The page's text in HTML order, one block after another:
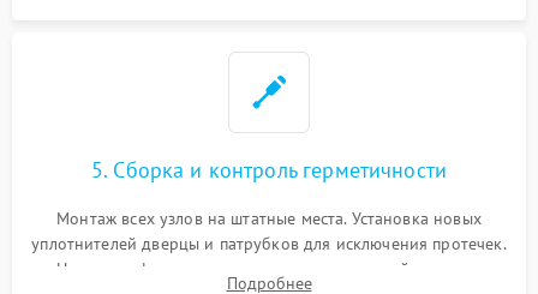
5. Сборка и контроль герметичности
Монтаж всех узлов на штатные места. Установка новых
уплотнителей дверцы и патрубков для исключения протечек.
Надежная фиксация хомутов гидравлической системы,
Подробнее